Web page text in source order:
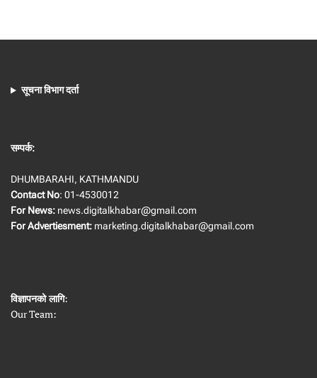
सूचना विभाग दर्ता
सम्पर्क:
DHUMBARAHI, KATHMANDU
Contact No: 01-4530012
For News: news.digitalkhabar@gmail.com
For Advertiesment: marketing.digitalkhabar@gmail.com
विज्ञापनको लागि:
Our Team: